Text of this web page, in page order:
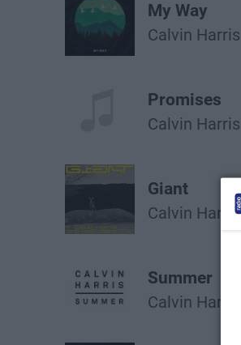
My Way
Calvin Harris
Promises
Calvin Harris
Giant
Calvin Harris
Summer
Calvin Harris